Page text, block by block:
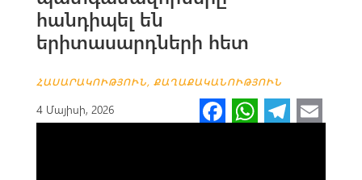
հանդիպել են
երիտասարդների հետ
ՀԱՍԱՐԱԿՈՒԹՅՈՒՆ, ՔԱՂԱՔԱԿԱՆՈՒԹՅՈՒՆ
4 Մայիսի, 2026 Fa W Te